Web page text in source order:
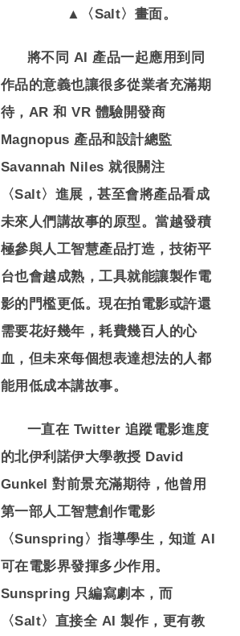
▲〈Salt〉畫面。
將不同 AI 產品一起應用到同
作品的意義也讓很多從業者充滿期
待，AR 和 VR 體驗開發商
Magnopus 產品和設計總監
Savannah Niles 就很關注
〈Salt〉進展，甚至會將產品看成
未來人們講故事的原型。當越發積
極參與人工智慧產品打造，技術平
台也會越成熟，工具就能讓製作電
影的門檻更低。現在拍電影或許還
需要花好幾年，耗費幾百人的心
血，但未來每個想表達想法的人都
能用低成本講故事。
一直在 Twitter 追蹤電影進度
的北伊利諾伊大學教授 David
Gunkel 對前景充滿期待，他曾用
第一部人工智慧創作電影
〈Sunspring〉指導學生，知道 AI
可在電影界發揮多少作用。
Sunspring 只編寫劇本，而
〈Salt〉直接全 AI 製作，更有教